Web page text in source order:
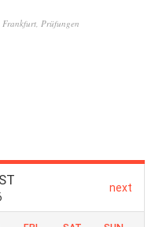
Frankfurt, Prüfungen